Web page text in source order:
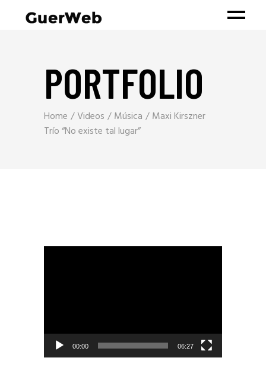
PORTFOLIO
Home Videos Música
Maxi Kirszner
Trío “No existe tal lugar”
00:00 06:27